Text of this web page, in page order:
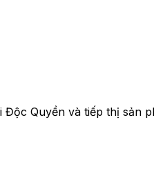
Quyền và tiếp thị sản